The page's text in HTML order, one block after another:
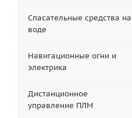
Спасательные средства на
воде
Навигационные огни и
электрика
Дистанционное
управление ПЛМ